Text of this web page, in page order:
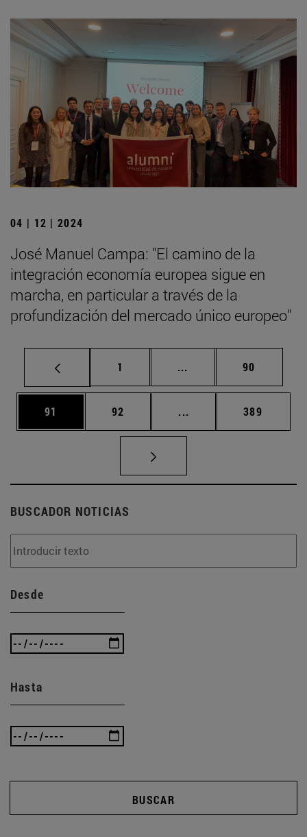
04 | 12 | 2024
José Manuel Campa: "El camino de la
integración economía europea sigue en
marcha, en particular a través de la
profundización del mercado único europeo"
Página
1 ... Páginas intermedias
Página
90
Página
91 Página
92 ... Páginas intermedias
Página
389
BUSCADOR NOTICIAS
Desde
Hasta
BUSCAR